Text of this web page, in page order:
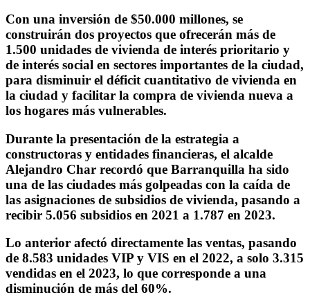
Con una inversión de $50.000 millones, se
construirán dos proyectos que ofrecerán más de
1.500 unidades de vivienda de interés prioritario y
de interés social en sectores importantes de la ciudad,
para disminuir el déficit cuantitativo de vivienda en
la ciudad y facilitar la compra de vivienda nueva a
los hogares más vulnerables.
Durante la presentación de la estrategia a
constructoras y entidades financieras, el alcalde
Alejandro Char recordó que Barranquilla ha sido
una de las ciudades más golpeadas con la caída de
las asignaciones de subsidios de vivienda, pasando a
recibir 5.056 subsidios en 2021 a 1.787 en 2023.
Lo anterior afectó directamente las ventas, pasando
de 8.583 unidades VIP y VIS en el 2022, a solo 3.315
vendidas en el 2023, lo que corresponde a una
disminución de más del 60%.